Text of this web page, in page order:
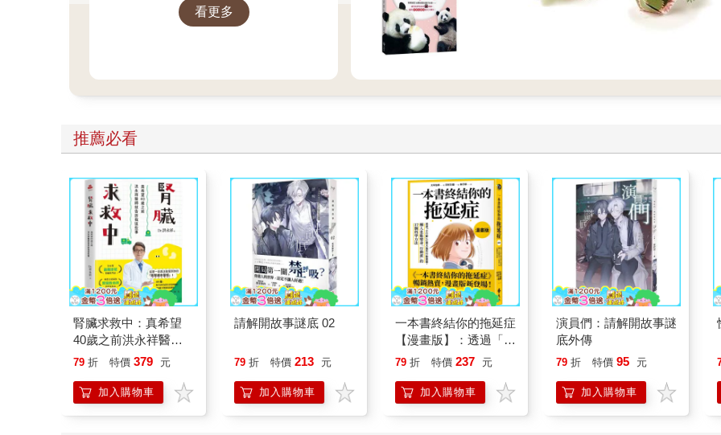
看更多
推薦必看
腎臟求救中：真希望
40歲之前洪永祥醫師
就告訴我這些事
79 折 特價 379 元
加入購物車
請解開故事謎底 02
79 折 特價 213 元
加入購物車
一本書終結你的拖延症
【漫畫版】：透過「小
行動」打開大腦的行動
「行動派」的37個科
學方法
79 折 特價 237 元
加入購物車
演員們：請解開故事謎
底外傳
79 折 特價 95 元
加入購物車